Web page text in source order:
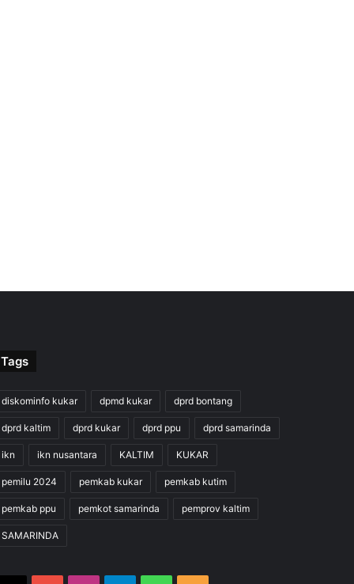
Tags
diskominfo kukar dpmd kukar dprd bontang
dprd kaltim dprd kukar dprd ppu dprd samarinda
ikn ikn nusantara KALTIM KUKAR
pemilu 2024 pemkab kukar pemkab kutim
pemkab ppu pemkot samarinda pemprov kaltim
SAMARINDA